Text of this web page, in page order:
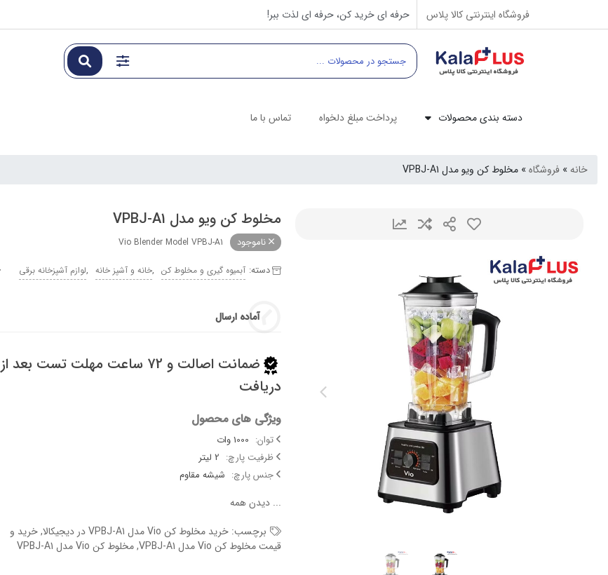
فروشگاه اینترنتی کالا پلاس حرفه ای خرید کن، حرفه ای لذت ببر!
دسته بندی محصولات پرداخت مبلغ دلخواه تماس با ما
خانه» فروشگاه» مخلوط کن ویو مدل VPBJ-A1
مخلوط کن ویو مدل VPBJ-A1
ناموجود Vio Blender Model VPBJ-A1
دسته: آبمیوه گیری و مخلوط کن ,خانه و آشپز خانه ,لوازم آشپزخانه برقی
آماده ارسال
ضمانت اصالت و 72 ساعت مهلت تست بعد از
دریافت
ویژگی های محصول
توان:
ظرفیت پارچ:
جنس پارچ: شیشه مقاوم
...دیدن همه
برچسب:خرید مخلوط کن Vio مدل VPBJ-A1 در دیجیکالا ,خرید و
قیمت مخلوط کن Vio مدل VPBJ-A1
,مخلوط کن Vio مدل VPBJ-A1